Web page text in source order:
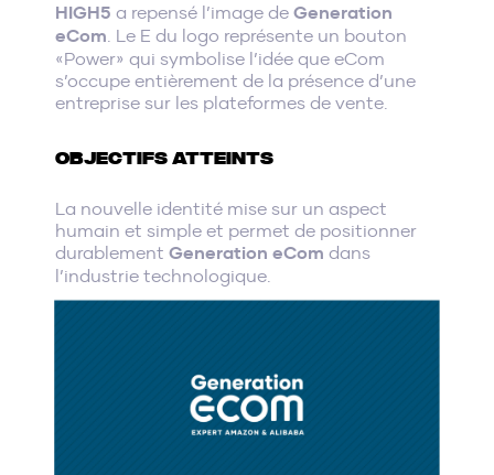
HIGH5 a repensé l’image de Generation
eCom. Le E du logo représente un bouton
«Power» qui symbolise l’idée que eCom
s’occupe entièrement de la présence d’une
entreprise sur les plateformes de vente.
OBJECTIFS ATTEINTS
La nouvelle identité mise sur un aspect
humain et simple et permet de positionner
durablement Generation eCom dans
l’industrie technologique.